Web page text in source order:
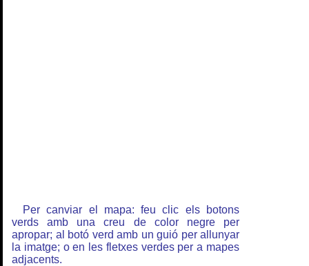
Per canviar el mapa: feu clic els botons
verds amb una creu de color negre per
apropar; al botó verd amb un guió per allunyar
la imatge; o en les fletxes verdes per a mapes
adjacents.